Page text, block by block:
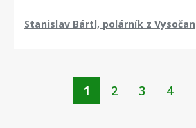
Stanislav Bártl, polárník z Vysočan
Aktuální
1 Page
2 Page
3 Page
4